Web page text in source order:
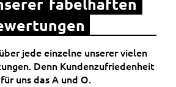
jede einzelne unserer vielen
Denn Kundenzufriedenheit
uns das A und O.